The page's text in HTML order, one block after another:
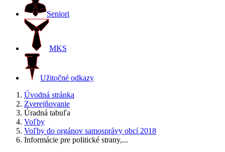
Seniori
MKS
Užitočné odkazy
Úvodná stránka
Zverejňovanie
Úradná tabuľa
Voľby
Voľby do orgánov samosprávy obcí 2018
Informácie pre politické strany,...